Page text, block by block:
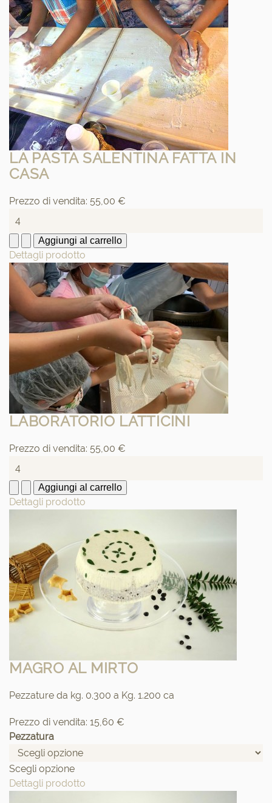
LA PASTA SALENTINA FATTA IN
CASA
Prezzo di vendita: 55,00 €
Dettagli prodotto
LABORATORIO LATTICINI
Prezzo di vendita: 55,00 €
Dettagli prodotto
MAGRO AL MIRTO
Pezzature da kg. 0.300 a Kg. 1.200 ca
Prezzo di vendita: 15,60 €
Pezzatura
Scegli opzione
Dettagli prodotto